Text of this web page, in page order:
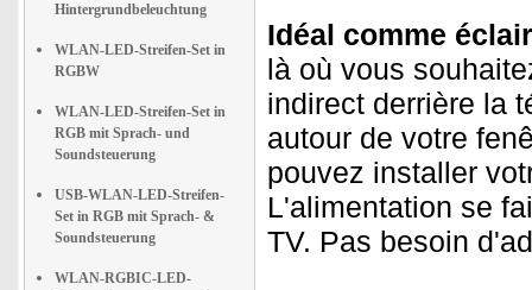
Hintergrundbeleuchtung
WLAN-LED-Streifen-Set in
RGBW
WLAN-LED-Streifen-Set in
RGB mit Sprach- und
Soundsteuerung
USB-WLAN-LED-Streifen-
Set in RGB mit Sprach- &
Soundsteuerung
WLAN-RGBIC-LED-
Idéal comme
là où vous
indirect derrière la
autour de votre
pouvez installer
L'alimentation se
TV. Pas besoin